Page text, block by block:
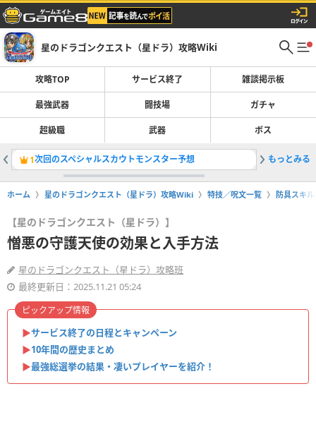
星のドラゴンクエスト（星ドラ）攻略Wiki
攻略TOP サービス終了 雑談掲示板
最強武器 闘技場 ガチャ
超級職 武器 ボス
1次回のスペシャルスカウトモンスター予想 2デンタ
もっとみる
ホーム 星のドラゴンクエスト（星ドラ）攻略Wiki 特技／呪文一覧 防具スキル
【星のドラゴンクエスト（星ドラ）】
憎悪の守護天使の効果と入手方法
星のドラゴンクエスト（星ドラ）攻略班
最終更新日：2025.11.21 05:24
▶︎サービス終了の日程とキャンペーン
▶︎10年間の歴史まとめ
▶︎最強総選挙の結果・凄いプレイヤーを紹介！
ピックアップ情報